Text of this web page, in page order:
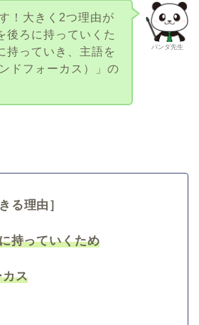
パンダ先生
！大きく2つ理由が
後ろに持っていくた
持っていき、主語を
ドフォーカス）」の
る理由］
持っていくため
ス